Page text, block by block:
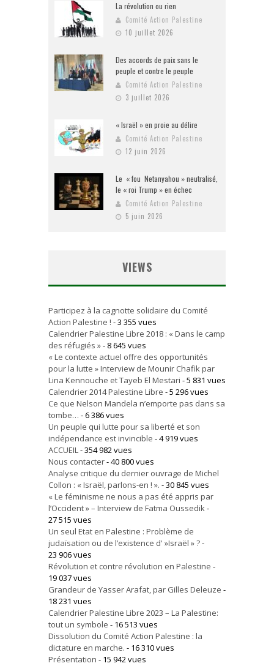
La révolution ou rien
Comité Action Palestine
10 juillet 2026
Des accords de paix sans le
peuple et contre le peuple
Comité Action Palestine
3 juillet 2026
« Israël » en proie au délire
Comité Action Palestine
12 juin 2026
Le « fou Netanyahou » neutralisé,
le « roi Trump » en échec
Comité Action Palestine
5 juin 2026
VIEWS
Participez à la cagnotte solidaire du Comité
Action Palestine ! - 3 355 vues
Calendrier Palestine Libre 2018 : « Dans le camp
des réfugiés »- 8 645 vues
« Le contexte actuel offre des opportunités
pour la lutte » Interview de Mounir Chafik par
Lina Kennouche et Tayeb El Mestari - 5 831 vues
Calendrier 2014 Palestine Libre - 5 296 vues
Ce que Nelson Mandela n’emporte pas dans sa
tombe… - 6 386 vues
Un peuple qui lutte pour sa liberté et son
indépendance est invincible - 4 919 vues
ACCUEIL- 354 982 vues
Nous contacter- 40 800 vues
Analyse critique du dernier ouvrage de Michel
Collon : « Israël, parlons-en ! ». - 30 845 vues
« Le féminisme ne nous a pas été appris par
l’Occident » – Interview de Fatma Oussedik-
27 515 vues
Un seul Etat en Palestine : Problème de
judaïsation ou de l’existence d' »Israël » ?-
23 906 vues
Révolution et contre révolution en Palestine -
19 037 vues
Grandeur de Yasser Arafat, par Gilles Deleuze -
18 231 vues
Calendrier Palestine Libre 2023 – La Palestine:
tout un symbole - 16 513 vues
Dissolution du Comité Action Palestine : la
dictature en marche. - 16 310 vues
Présentation - 15 942 vues